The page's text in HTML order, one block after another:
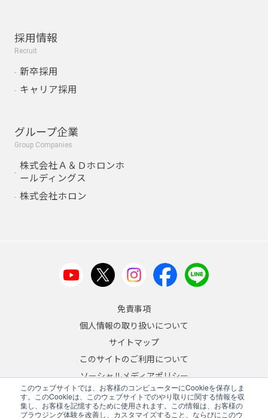
このウェブサイトでは、お客様のコンピューターにCookieを保存しま
す。このCookieは、このウェブサイトでのやり取りに関する情報を収
集し、お客様を記憶するために使用されます。この情報は、お客様の
ブラウジング体験を改善し、カスタマイズすること、ならびにこのウ
採用情報
Recruit
新卒採用
キャリア採用
グループ企業
Group Companies
株式会社Ａ＆Ｄホロンホ
ールディングス
株式会社ホロン
免責事項
個人情報の取り扱いについて
サイトマップ
このサイトのご利用について
ソーシャルメディアポリシー
反社会的勢力への対応について